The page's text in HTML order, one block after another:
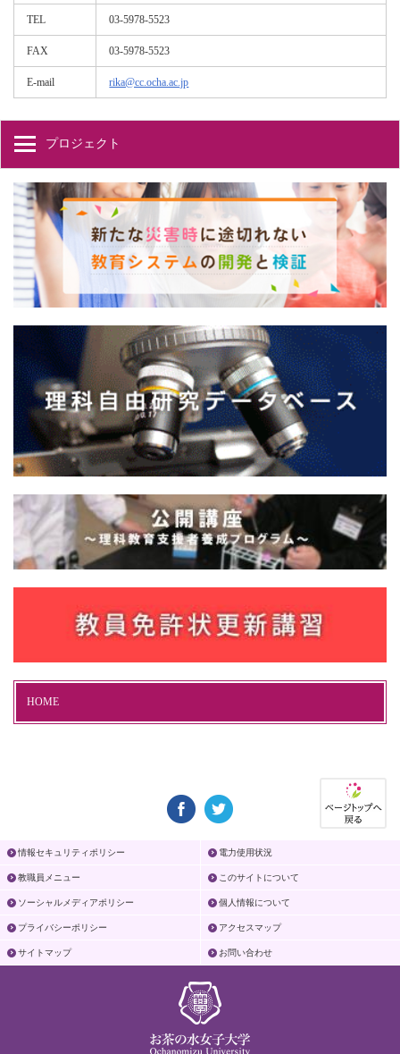
TEL 03-5978-5523
FAX 03-5978-5523
E-mail rika@cc.ocha.ac.jp
プロジェクト
HOME
情報セキュリティポリシー 電力使用状況
教職員メニュー このサイトについて
ソーシャルメディアポリシー 個人情報について
プライバシーポリシー アクセスマップ
サイトマップ お問い合わせ